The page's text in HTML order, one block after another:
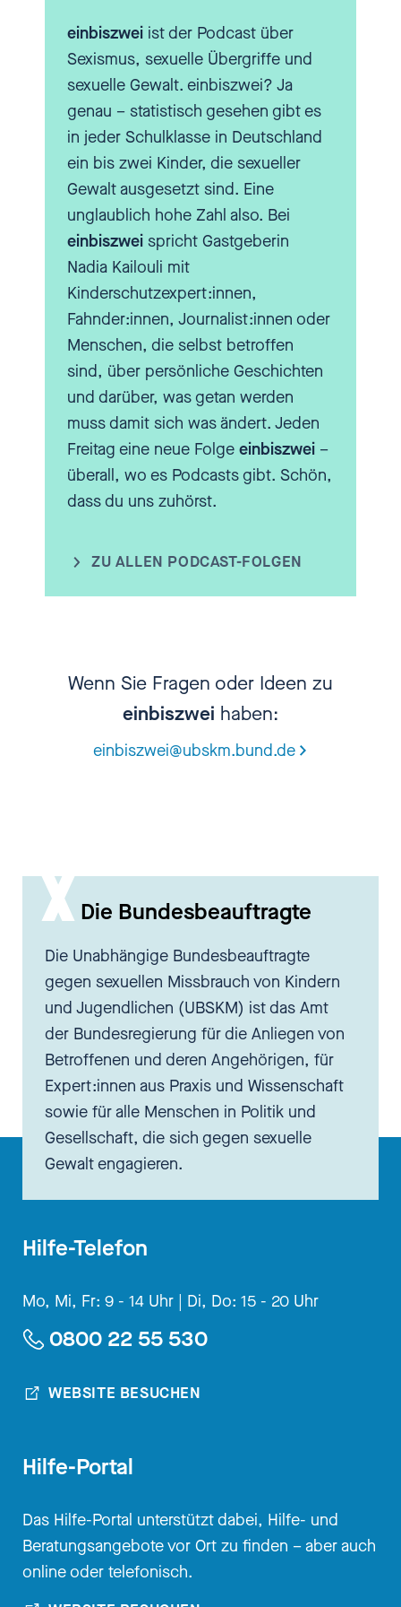
nicht so Berührungspunkte mit.
Wenn, dann habe ich
wahrscheinlich eher so Vorurteile.
So nach dem Motto: "Was ist das
da für eine Truppe, die Pfadfinder
irgendwie so ein bisschen
gleiche Kleidung und so ist das
nicht auch so ein bisschen
Studentenverbindungs-Niveau
und so?" Kannst du uns vielleicht
einfach mal einen Einblick da in
die, ich sag jetzt mal nicht Szene,
aber in die Welt der Pfadfinder
geben?
[00:03:14.480] - Sven Reiß
Ja, vielleicht passt der Szene
Begriff sogar irgendwo. Also
die Jugendbewegung, durch den
Wandervogel geprägt. Um 1900
Berlin und anderen Orten raus
wollten, in der Natur wandern.
sehr unspektakulär, aber was sie
dann aus England diese
Pfadfinder dazu. Das verschmolz
deutschen Jugendbewegung,
zur bündischen Jugend.
Kernelemente ist eigentlich ein
Gemeinschaftserlebnis,
Naturerlebnis, sind ja Nächte am
Lagerfeuer, das Erlebnis aber
eben von Kameradschaft,
Freundschaften,
gemeinschaftsstiftende Sache,
Welt erleben, Welt entdecken, auf
So, das sind eigentlich so
jugendbewegten Erlebnisraumes.
Kailouli
klingt, wie du es gerade
Jugendbewegung, warum ist das
dann so ein Nährboden für
sexualisierte Gewalt?
einbiszwei ist der Podcast über
Sexismus, sexuelle Übergriffe und
sexuelle Gewalt. einbiszwei? Ja
genau – statistisch gesehen gibt es
in jeder Schulklasse in Deutschland
ein bis zwei Kinder, die sexueller
Gewalt ausgesetzt sind. Eine
unglaublich hohe Zahl also. Bei
einbiszwei spricht Gastgeberin
Nadia Kailouli mit
Kinderschutzexpert:innen,
Fahnder:innen, Journalist:innen oder
Menschen, die selbst betroffen
sind, über persönliche Geschichten
und darüber, was getan werden
muss damit sich was ändert. Jeden
Freitag eine neue Folge einbiszwei –
überall, wo es Podcasts gibt. Schön,
dass du uns zuhörst.
ZU ALLEN PODCAST-FOLGEN
Wenn Sie Fragen oder Ideen zu
einbiszwei haben:
einbiszwei@ubskm.bund.de
Die Bundesbeauftragte
Die Unabhängige Bundesbeauftragte
gegen sexuellen Missbrauch von Kindern
und Jugendlichen (UBSKM) ist das Amt
der Bundesregierung für die Anliegen von
Betroffenen und deren Angehörigen, für
Expert:innen aus Praxis und Wissenschaft
sowie für alle Menschen in Politik und
Gesellschaft, die sich gegen sexuelle
Gewalt engagieren.
Hilfe-Telefon
Mo, Mi, Fr: 9 - 14 Uhr | Di, Do: 15 - 20 Uhr
0800 22 55 530
WEBSITE BESUCHEN
Hilfe-Portal
Das Hilfe-Portal unterstützt dabei, Hilfe- und
Beratungsangebote vor Ort zu finden – aber auch
online oder telefonisch.